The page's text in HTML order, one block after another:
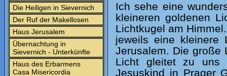
Die Heiligen in Sievernich
Der Ruf der Makellosen
Haus Jerusalem
Übernachtung in
Sievernich - Unterkünfte
Haus des Erbarmens
Casa Misericordia
Ich sehe eine
kleineren goldenen
Lichtkugel am
jeweils eine kleinere
Jerusalem. Die große
Licht gleitet zu uns
Jesuskind in Prager